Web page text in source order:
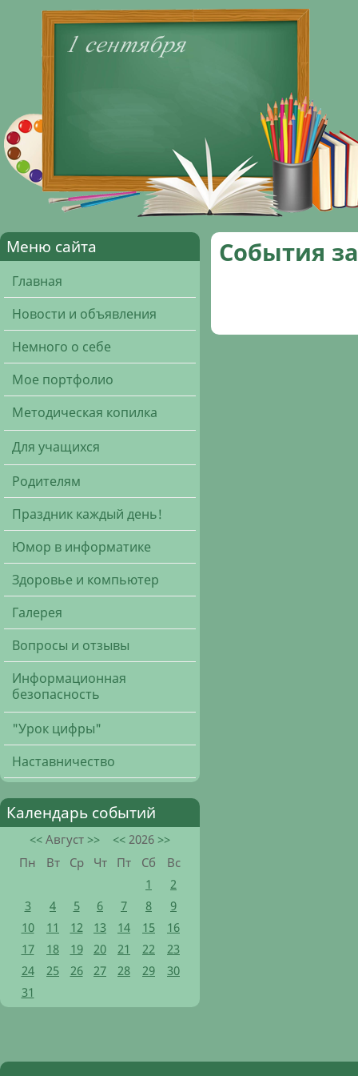
Меню сайта
Главная
Новости и объявления
Немного о себе
Мое портфолио
Методическая копилка
Для учащихся
Родителям
Праздник каждый день!
Юмор в информатике
Здоровье и компьютер
Галерея
Вопросы и отзывы
Информационная
безопасность
"Урок цифры"
Наставничество
Календарь событий
<< Август >> << 2026 >>
Пн
Вт Ср Чт Пт Сб
Вс
1
2
3
4 5 6 7 8
9
10
11 12 13 14 15
16
17
18 19 20 21 22
23
24
25 26 27 28 29
30
31
События